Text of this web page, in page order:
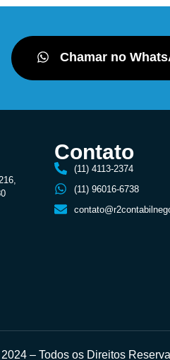
Chamar no
Contato
(11) 4113-2374
(11) 96016-6738
– Todos os Direitos